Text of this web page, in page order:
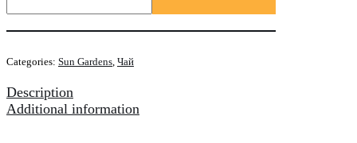
Літній
40
quantity
Categories: Sun Gardens Чай
Description
Additional information